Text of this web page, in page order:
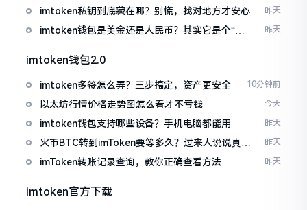
imtoken私钥到底藏在哪？别慌，找对地方才安心 昨天
imtoken钱包是美金还是人民币？其实它是个“多
昨天
imtoken钱包2.0
imtoken多签怎么弄？三步搞定，资产更安全 10分钟前
以太坊行情价格走势图怎么看才不亏钱 今天
imtoken钱包支持哪些设备？手机电脑都能用 昨天
火币BTC转到imToken要等多久？过来人说说真实
情况
昨天
imToken转账记录查询，教你正确查看方法 昨天
imtoken官方下载